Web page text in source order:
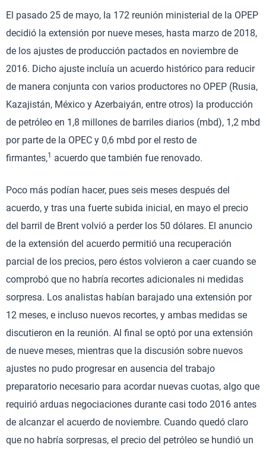
El pasado 25 de mayo, la 172 reunión ministerial de la OPEP
decidió la extensión por nueve meses, hasta marzo de 2018,
de los ajustes de producción pactados en noviembre de
2016. Dicho ajuste incluía un acuerdo histórico para reducir
de manera conjunta con varios productores no OPEP (Rusia,
Kazajistán, México y Azerbaiyán, entre otros) la producción
de petróleo en 1,8 millones de barriles diarios (mbd), 1,2 mbd
por parte de la OPEC y 0,6 mbd por el resto de
firmantes,1 acuerdo que también fue renovado.
Poco más podían hacer, pues seis meses después del
acuerdo, y tras una fuerte subida inicial, en mayo el precio
del barril de Brent volvió a perder los 50 dólares. El anuncio
de la extensión del acuerdo permitió una recuperación
parcial de los precios, pero éstos volvieron a caer cuando se
comprobó que no habría recortes adicionales ni medidas
sorpresa. Los analistas habían barajado una extensión por
12 meses, e incluso nuevos recortes, y ambas medidas se
discutieron en la reunión. Al final se optó por una extensión
de nueve meses, mientras que la discusión sobre nuevos
ajustes no pudo progresar en ausencia del trabajo
preparatorio necesario para acordar nuevas cuotas, algo que
requirió arduas negociaciones durante casi todo 2016 antes
de alcanzar el acuerdo de noviembre. Cuando quedó claro
que no habría sorpresas, el precio del petróleo se hundió un